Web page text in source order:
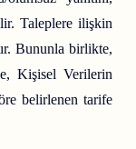
Taleplere ilişkin
Bununla birlikte,
Kişisel Verilerin
belirlenen tarife